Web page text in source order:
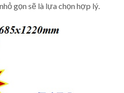
gọn sẽ là lựa chọn hợp lý.